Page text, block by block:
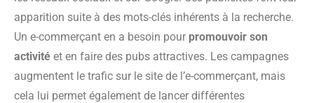
apparition suite à des mots-clés inhérents à la recherche.
Un e-commerçant en a besoin pour promouvoir son
activité et en faire des pubs attractives. Les campagnes
augmentent le trafic sur le site de l’e-commerçant, mais
cela lui permet également de lancer différentes